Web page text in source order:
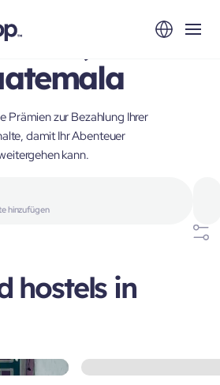
Prämien zur Bezahlung Ihrer
damit Ihr Abenteuer
kann.
hinzufügen
hostels in